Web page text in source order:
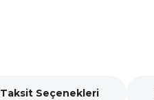
Taksit Seçenekleri